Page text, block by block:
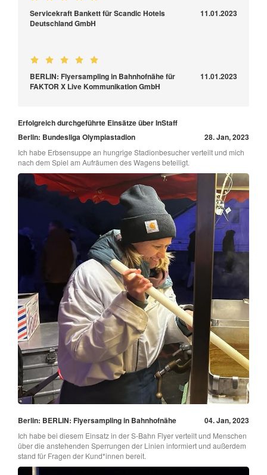
Servicekraft Bankett für Scandic Hotels
Deutschland GmbH
11.01.2023
BERLIN: Flyersampling in Bahnhofnähe für
FAKTOR X Live Kommunikation GmbH
11.01.2023
Erfolgreich durchgeführte Einsätze über InStaff
Berlin: Bundesliga Olympiastadion
28. Jan, 2023
Ich habe Erbsensuppe an hungrige Stadionbesucher verteilt und mich
nach dem Spiel am Aufräumen des Wagens beteiligt.
Berlin: BERLIN: Flyersampling in Bahnhofnähe 04. Jan, 2023
Ich habe bei diesem Einsatz in der S-Bahn Flyer verteilt und Menschen
über die anstehenden Sperrungen der Linien informiert und außerdem
stand für Fragen der Kund*innen bereit.